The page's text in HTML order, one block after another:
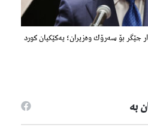
جێگر بۆ سەرۆك وەزیران؛ یەكێكیان كورد
بە